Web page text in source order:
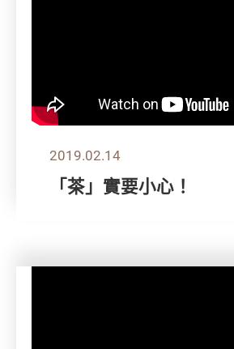
2019.02.14
「茶」實要小心！